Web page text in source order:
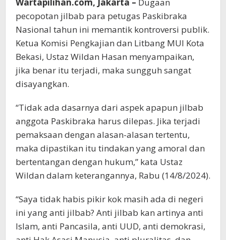
pecopotan jilbab para petugas Paskibraka
Nasional tahun ini memantik kontroversi publik.
Ketua Komisi Pengkajian dan Litbang MUI Kota
Bekasi, Ustaz Wildan Hasan menyampaikan,
jika benar itu terjadi, maka sungguh sangat
disayangkan.
“Tidak ada dasarnya dari aspek apapun jilbab
anggota Paskibraka harus dilepas. Jika terjadi
pemaksaan dengan alasan-alasan tertentu,
maka dipastikan itu tindakan yang amoral dan
bertentangan dengan hukum,” kata Ustaz
Wildan dalam keterangannya, Rabu (14/8/2024).
“Saya tidak habis pikir kok masih ada di negeri
ini yang anti jilbab? Anti jilbab kan artinya anti
Islam, anti Pancasila, anti UUD, anti demokrasi,